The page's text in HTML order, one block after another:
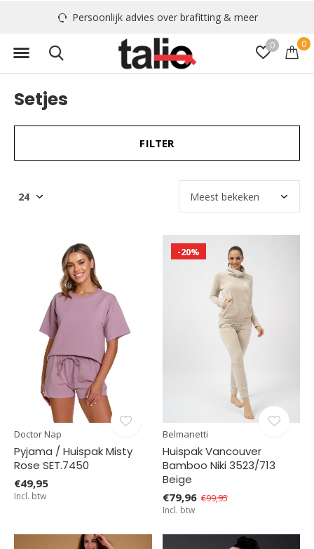
0 0
Persoonlijk advies over brafitting & meer
Setjes
FILTER
Doctor Nap
Pyjama / Huispak Misty
Rose SET.7450
€49,95
Incl. btw
-20%
Belmanetti
Huispak Vancouver
Bamboo Niki 3523/713
Beige
€79,96 €99,95
Incl. btw